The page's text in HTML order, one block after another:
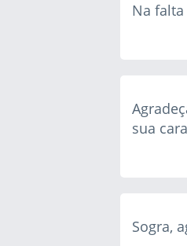
Na
sua
Sogra,